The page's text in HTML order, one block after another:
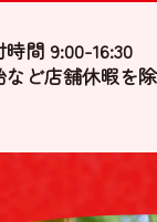
間 9:00-16:30
など店舗休暇を